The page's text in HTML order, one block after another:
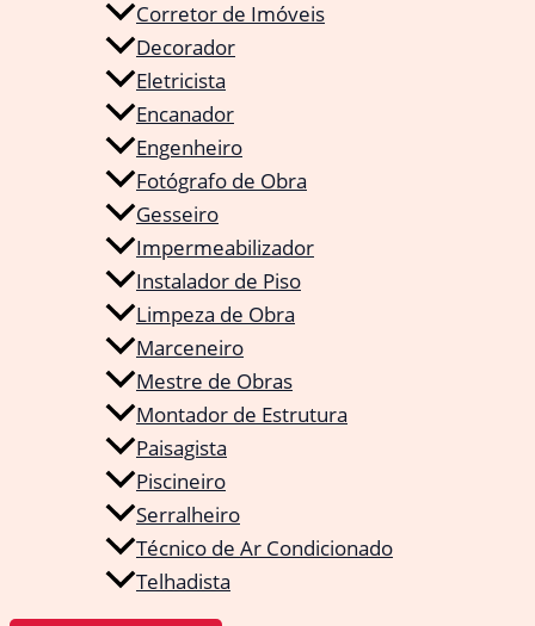
Corretor de Imóveis
Decorador
Eletricista
Encanador
Engenheiro
Fotógrafo de Obra
Gesseiro
Impermeabilizador
Instalador de Piso
Limpeza de Obra
Marceneiro
Mestre de Obras
Montador de Estrutura
Paisagista
Piscineiro
Serralheiro
Técnico de Ar Condicionado
Telhadista